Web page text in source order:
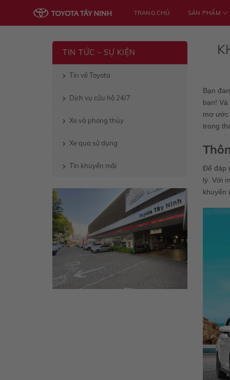
TRANG CHỦ SẢN PHẨM
TIN TỨC – SỰ KIỆN
Tin về Toyota
Dịch vụ cứu hộ 24/7
Xe và phong thủy
Xe qua sử dụng
Tin khuyến mãi
Bạn
bạn!
mơ ước
trong
Để đáp
lý. Với
khuyến